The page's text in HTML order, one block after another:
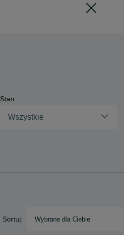
Stan
Wszystkie
Sortuj: Wybrane dla Ciebie